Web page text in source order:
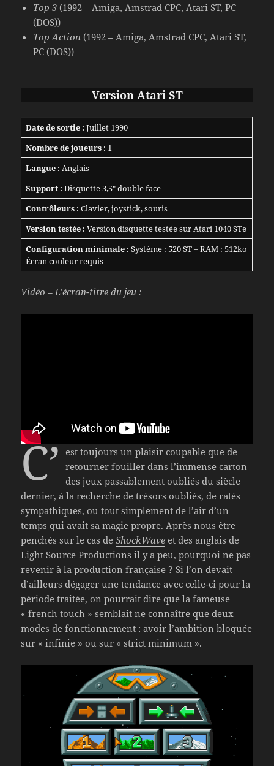
Top 3 (1992 – Amiga, Amstrad CPC, Atari ST, PC
(DOS))
Top Action (1992 – Amiga, Amstrad CPC, Atari ST,
PC (DOS))
Version Atari ST
Date de sortie : Juillet 1990
Nombre de joueurs : 1
Langue : Anglais
Support : Disquette 3,5″ double face
Contrôleurs : Clavier, joystick, souris
Version testée : Version disquette testée sur Atari 1040 STe
Configuration minimale : Système : 520 ST – RAM : 512ko
Écran couleur requis
Vidéo – L’écran-titre du jeu :
C’ est toujours un plaisir coupable que de
retourner fouiller dans l’immense carton
des jeux passablement oubliés du siècle
dernier, à la recherche de trésors oubliés, de ratés
sympathiques, ou tout simplement de l’air d’un
temps qui avait sa magie propre. Après nous être
penchés sur le cas deShockWave et des anglais de
Light Source Productions il y a peu, pourquoi ne pas
revenir à la production française ? Si l’on devait
d’ailleurs dégager une tendance avec celle-ci pour la
période traitée, on pourrait dire que la fameuse
« french touch » semblait ne connaître que deux
modes de fonctionnement : avoir l’ambition bloquée
sur « infinie » ou sur « strict minimum ».